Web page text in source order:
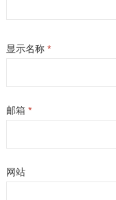
显示名称 *
邮箱 *
网站